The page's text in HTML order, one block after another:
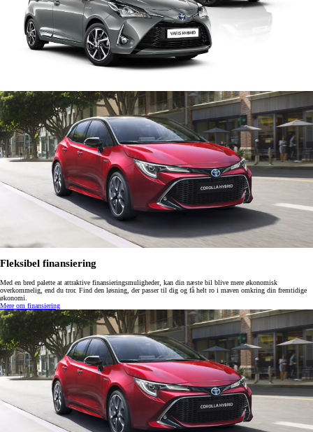
Fleksibel finansiering
Med en bred palette at attraktive finansieringsmuligheder, kan din næste bil blive mere økonomisk
overkommelig, end du tror. Find den løsning, der passer til dig og få helt ro i maven omkring din fremtidige
økonomi.
Mere om finansiering